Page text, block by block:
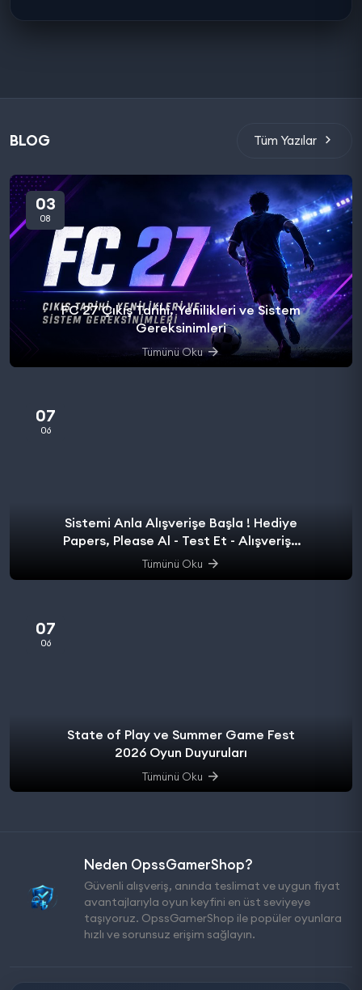
BLOG Tüm Yazılar
03
08
FC 27 Çıkış Tarihi, Yenilikleri ve Sistem
Gereksinimleri
Tümünü Oku
07
06
Sistemi Anla Alışverişe Başla ! Hediye
Papers, Please Al - Test Et - Alışverişe
başla.
Tümünü Oku
07
06
State of Play ve Summer Game Fest
2026 Oyun Duyuruları
Tümünü Oku
Neden OpssGamerShop?
Güvenli alışveriş, anında teslimat ve uygun fiyat
avantajlarıyla oyun keyfini en üst seviyeye
taşıyoruz. OpssGamerShop ile popüler oyunlara
hızlı ve sorunsuz erişim sağlayın.